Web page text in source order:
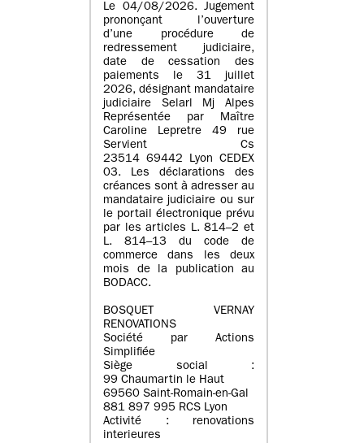
Le 04/08/2026. Jugement
prononçant l’ouverture
d’une procédure de
redressement judiciaire,
date de cessation des
paiements le 31 juillet
2026, désignant mandataire
judiciaire Selarl Mj Alpes
Représentée par Maître
Caroline Lepretre 49 rue
Servient Cs
23514 69442 Lyon CEDEX
03. Les déclarations des
créances sont à adresser au
mandataire judiciaire ou sur
le portail électronique prévu
par les articles L. 814–2 et
L. 814–13 du code de
commerce dans les deux
mois de la publication au
BODACC.
BOSQUET VERNAY
RENOVATIONS
Société par Actions
Simplifiée
Siège social :
99 Chaumartin le Haut
69560 Saint-Romain-en-Gal
881 897 995 RCS Lyon
Activité : renovations
interieures